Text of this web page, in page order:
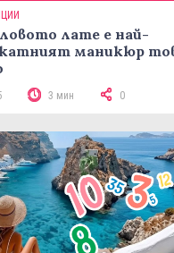
лате е най-
маникюр
3 мин 0